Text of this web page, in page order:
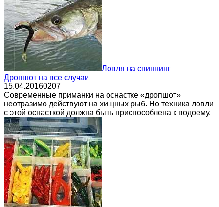
Ловля на спиннинг
Дропшот на все случаи
15.04.20160207
Современные приманки на оснастке «дропшот»
неотразимо действуют на хищных рыб. Но техника ловли
с этой оснасткой должна быть приспособлена к водоему.